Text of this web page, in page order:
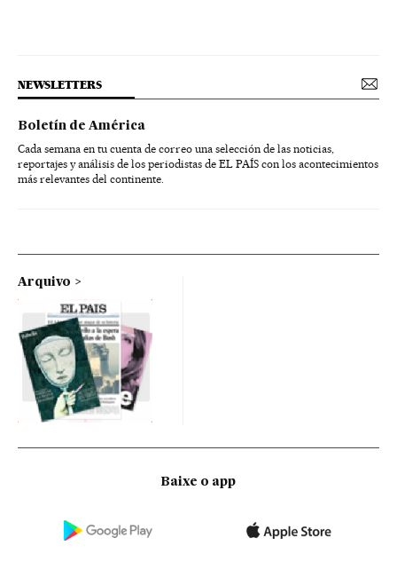
NEWSLETTERS
Boletín de América
Cada semana en tu cuenta de correo una selección de las noticias,
reportajes y análisis de los periodistas de EL PAÍS con los acontecimientos
más relevantes del continente.
Arquivo
Baixe o app